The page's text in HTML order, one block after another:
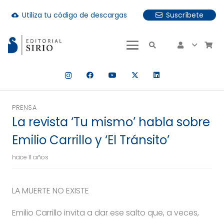
cloud_download Utiliza tu código de descargas
Suscríbete
hay resultados autocompletados, puedes utilizar las
PRENSA
La revista ‘Tu mismo’ habla sobre
Emilio Carrillo y ‘El Tránsito’
hace 11 años
LA MUERTE NO EXISTE
Emilio Carrillo invita a dar ese salto que, a veces,